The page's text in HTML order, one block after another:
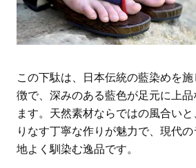
この下駄は、日本伝統の藍染めを
徴で、深みのある藍色が足元に上品
ます。天然素材ならではの風合い
りなす丁寧な作りが魅力で、現代
地よく馴染む逸品です。